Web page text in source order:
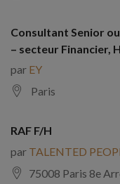
Consultant Senior
– secteur Financier,
par EY
Paris
RAF F/H
par TALENTED
75008 Paris 8e